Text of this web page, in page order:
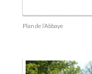
Plan de l’Abbaye